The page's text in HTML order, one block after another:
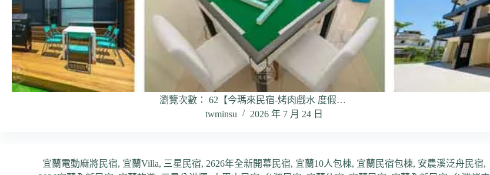
瀏覽次數： 62【今瑪來民宿-烤肉戲水 度假…
twminsu
2026 年 7 月 24 日
宜蘭電動麻將民宿, 宜蘭Villa, 三星民宿, 2626年全新開幕民宿, 宜蘭10人包棟, 宜蘭民宿包棟, 安農溪泛舟民宿,